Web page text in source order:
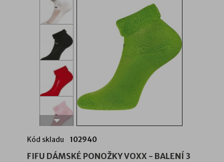
Kód skladu 102940
FIFU DÁMSKÉ PONOŽKY VOXX - BALENÍ 3